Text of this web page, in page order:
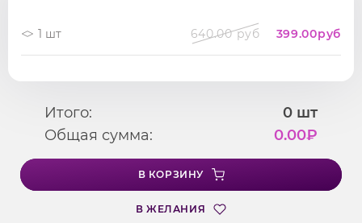
1 шт 640.00 руб 399.00руб
Итого: 0 шт
Общая сумма:
0.00₽
В КОРЗИНУ
В ЖЕЛАНИЯ